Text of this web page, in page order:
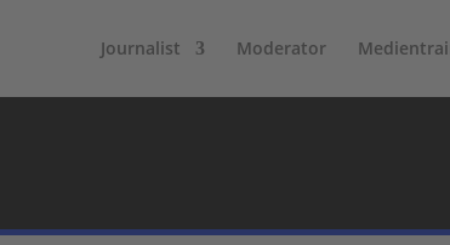
Journalist Moderator